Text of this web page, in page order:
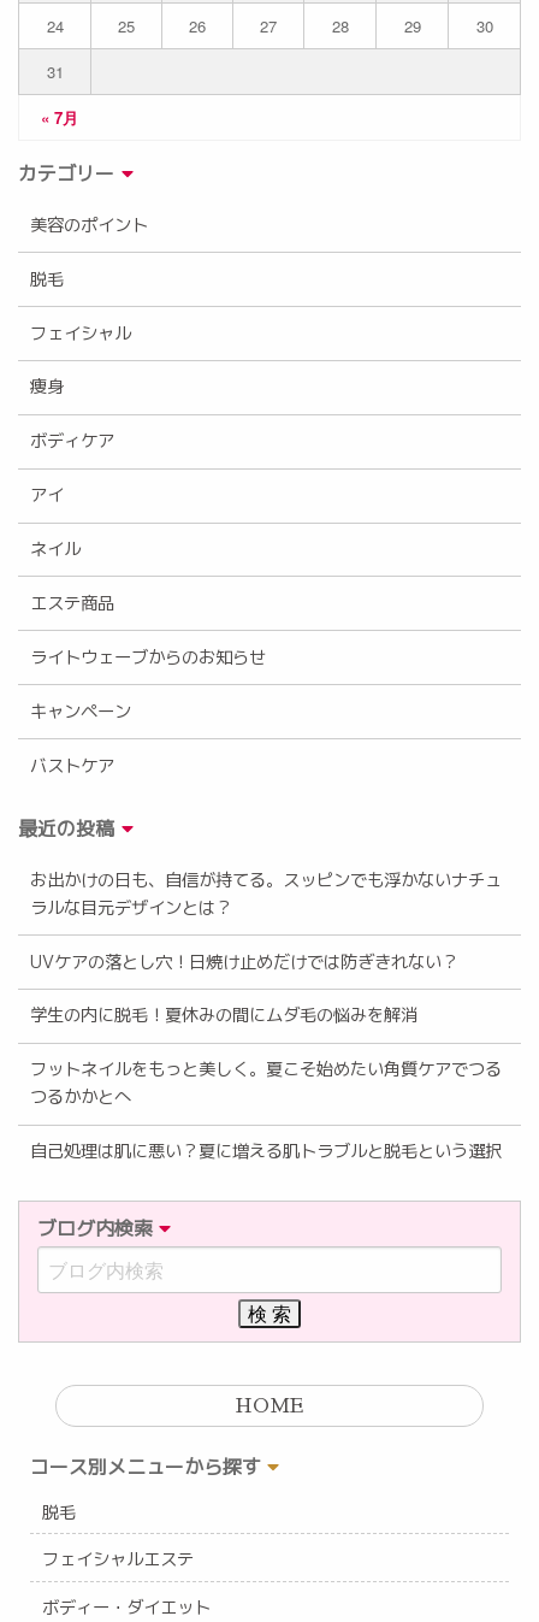
« 7月
24 25 26 27 28 29
30
31
カテゴリー
美容のポイント
脱毛
フェイシャル
痩身
ボディケア
アイ
ネイル
エステ商品
ライトウェーブからのお知らせ
キャンペーン
バストケア
最近の投稿
お出かけの日も、自信が持てる。スッピンでも浮かないナチュ
ラルな目元デザインとは？
UVケアの落とし穴！日焼け止めだけでは防ぎきれない？
学生の内に脱毛！夏休みの間にムダ毛の悩みを解消
フットネイルをもっと美しく。夏こそ始めたい角質ケアでつる
つるかかとへ
自己処理は肌に悪い？夏に増える肌トラブルと脱毛という選択
ブログ内検索
HOME
コース別メニューから探す
脱毛
フェイシャルエステ
ボディー・ダイエット